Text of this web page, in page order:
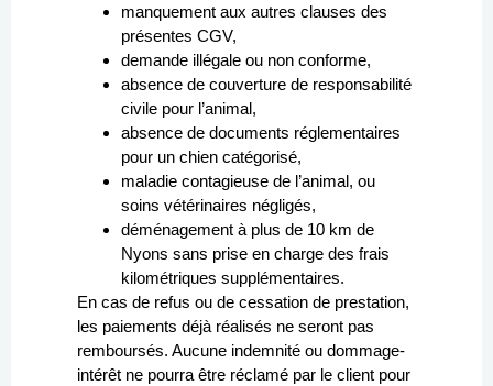
manquement aux autres clauses des
présentes CGV,
demande illégale ou non conforme,
absence de couverture de responsabilité
civile pour l’animal,
absence de documents réglementaires
pour un chien catégorisé,
maladie contagieuse de l’animal, ou
soins vétérinaires négligés,
déménagement à plus de 10 km de
Nyons sans prise en charge des frais
kilométriques supplémentaires.
En cas de refus ou de cessation de prestation,
les paiements déjà réalisés ne seront pas
remboursés. Aucune indemnité ou dommage-
intérêt ne pourra être réclamé par le client pour